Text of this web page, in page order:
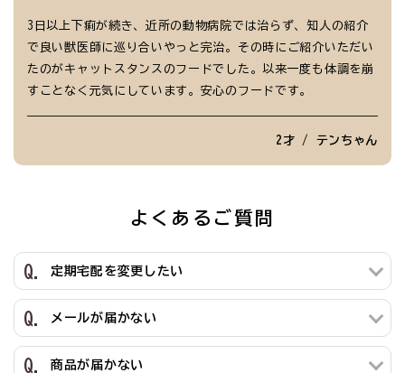
3日以上下痢が続き、近所の動物病院では治らず、知人の紹介
で良い獣医師に巡り合いやっと完治。その時にご紹介いただい
たのがキャットスタンスのフードでした。以来一度も体調を崩
すことなく元気にしています。安心のフードです。
2才 / テンちゃん
よくあるご質問
定期宅配を変更したい
メールが届かない
商品が届かない